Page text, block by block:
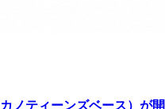
ノティーンズベース）が開